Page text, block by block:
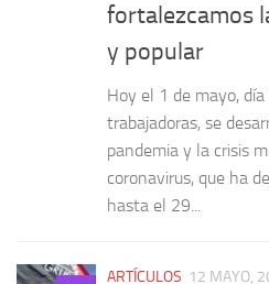
fortalezcamos
y popular
Hoy el 1 de mayo,
trabajadoras, se
pandemia y la crisis
coronavirus, que ha
hasta el 29...
ARTÍCULOS 12 MAYO,